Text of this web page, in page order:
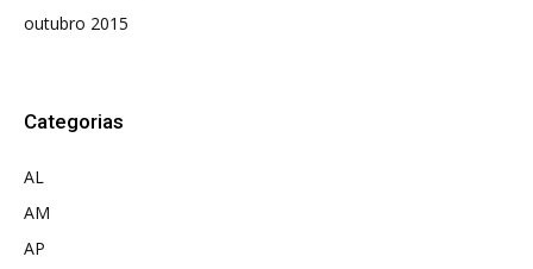
outubro 2015
Categorias
AL
AM
AP